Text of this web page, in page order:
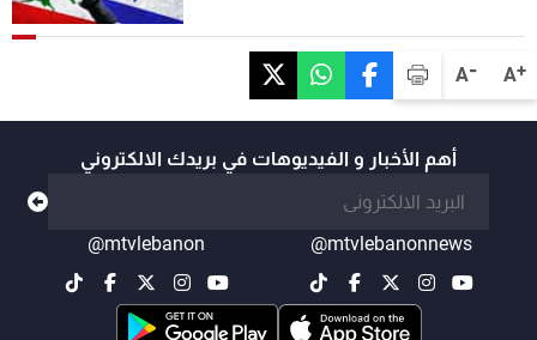
A+
A-
أهم الأخبار و الفيديوهات في بريدك الالكتروني
@mtvlebanonnews
@mtvlebanon